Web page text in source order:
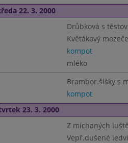
22. 3. 2000
Drůbková s
Květákový
kompot
mléko
Brambor.šišky s
kompot
23. 3. 2000
Z míchaných
Vepř.dušené